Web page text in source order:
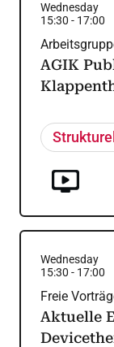
Wednesday
15:30 - 17:00
AGIK
Wednesday
15:30 - 17:00
Freie
Aktuelle